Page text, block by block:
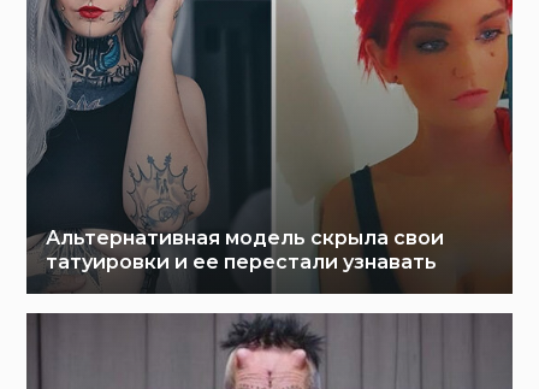
Альтернативная модель скрыла свои
татуировки и ее перестали узнавать